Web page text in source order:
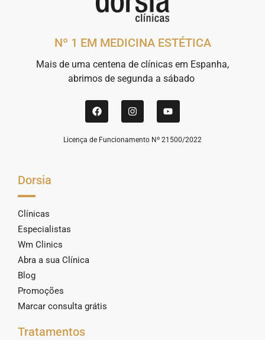
Nº 1 EM MEDICINA ESTÉTICA
Mais de uma centena de clínicas em Espanha,
abrimos de segunda a sábado
Licença de Funcionamento Nº 21500/2022
Dorsia
Clínicas
Especialistas
Wm Clinics
Abra a sua Clínica
Blog
Promoções
Marcar consulta grátis
Tratamentos